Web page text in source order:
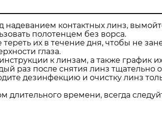
надеванием контактных линз,
полотенцем без ворса.
их в течение дня, чтобы не
глаза.
к линзам, а также график
раз после снятия линз тщательно
дезинфекцию и очистку линз
длительного времени, всегда